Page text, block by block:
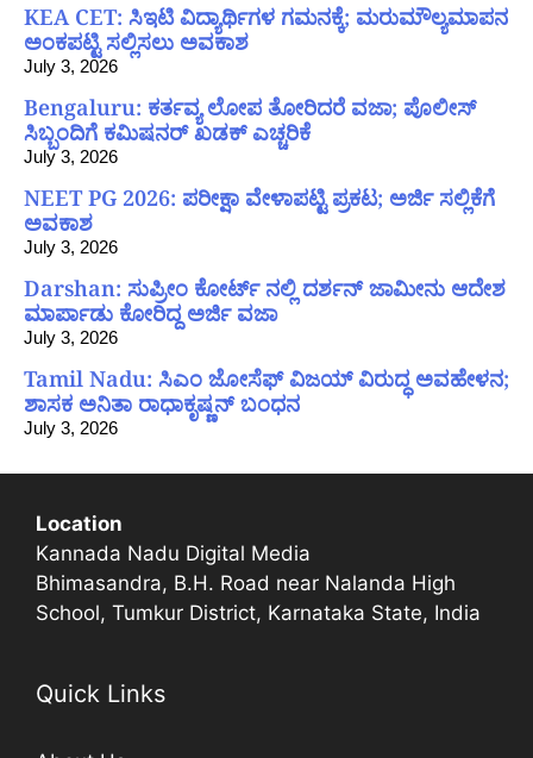
KEA CET: ಸಿಇಟಿ ವಿದ್ಯಾರ್ಥಿಗಳ ಗಮನಕ್ಕೆ; ಮರುಮೌಲ್ಯಮಾಪನ
ಅಂಕಪಟ್ಟಿ ಸಲ್ಲಿಸಲು ಅವಕಾಶ
July 3, 2026
Bengaluru: ಕರ್ತವ್ಯ ಲೋಪ ತೋರಿದರೆ ವಜಾ; ಪೊಲೀಸ್
ಸಿಬ್ಬಂದಿಗೆ ಕಮಿಷನರ್ ಖಡಕ್ ಎಚ್ಚರಿಕೆ
July 3, 2026
NEET PG 2026: ಪರೀಕ್ಷಾ ವೇಳಾಪಟ್ಟಿ ಪ್ರಕಟ; ಅರ್ಜಿ ಸಲ್ಲಿಕೆಗೆ
ಅವಕಾಶ
July 3, 2026
Darshan: ಸುಪ್ರೀಂ ಕೋರ್ಟ್ ನಲ್ಲಿ ದರ್ಶನ್ ಜಾಮೀನು ಆದೇಶ
ಮಾರ್ಪಾಡು ಕೋರಿದ್ದ ಅರ್ಜಿ ವಜಾ
July 3, 2026
Tamil Nadu: ಸಿಎಂ ಜೋಸೆಫ್ ವಿಜಯ್ ವಿರುದ್ಧ ಅವಹೇಳನ;
ಶಾಸಕ ಅನಿತಾ ರಾಧಾಕೃಷ್ಣನ್ ಬಂಧನ
July 3, 2026
Location
Kannada Nadu Digital Media
Bhimasandra, B.H. Road near Nalanda High
School, Tumkur District, Karnataka State, India
Quick Links